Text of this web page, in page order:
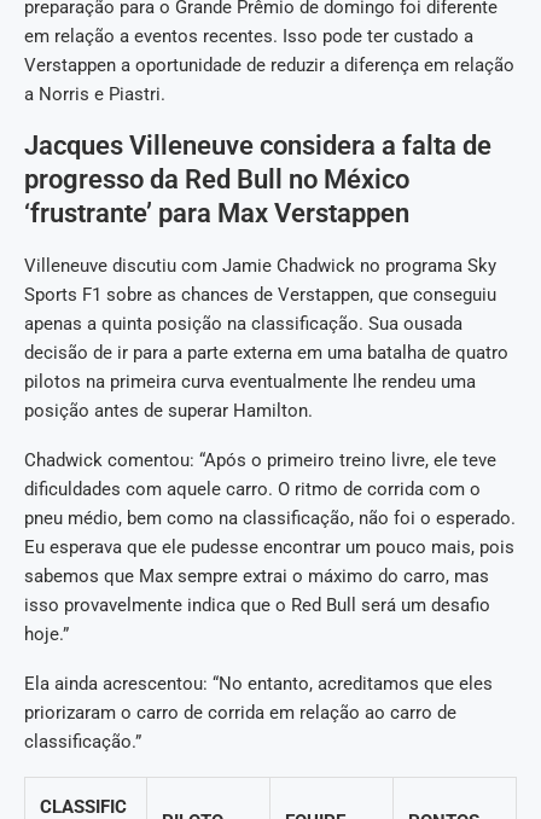
preparação para o Grande Prêmio de domingo foi diferente
em relação a eventos recentes. Isso pode ter custado a
Verstappen a oportunidade de reduzir a diferença em relação
a Norris e Piastri.
Jacques Villeneuve considera a falta de
progresso da Red Bull no México
‘frustrante’ para Max Verstappen
Villeneuve discutiu com Jamie Chadwick no programa Sky
Sports F1 sobre as chances de Verstappen, que conseguiu
apenas a quinta posição na classificação. Sua ousada
decisão de ir para a parte externa em uma batalha de quatro
pilotos na primeira curva eventualmente lhe rendeu uma
posição antes de superar Hamilton.
Chadwick comentou: “Após o primeiro treino livre, ele teve
dificuldades com aquele carro. O ritmo de corrida com o
pneu médio, bem como na classificação, não foi o esperado.
Eu esperava que ele pudesse encontrar um pouco mais, pois
sabemos que Max sempre extrai o máximo do carro, mas
isso provavelmente indica que o Red Bull será um desafio
hoje.”
Ela ainda acrescentou: “No entanto, acreditamos que eles
priorizaram o carro de corrida em relação ao carro de
classificação.”
CLASSIFIC